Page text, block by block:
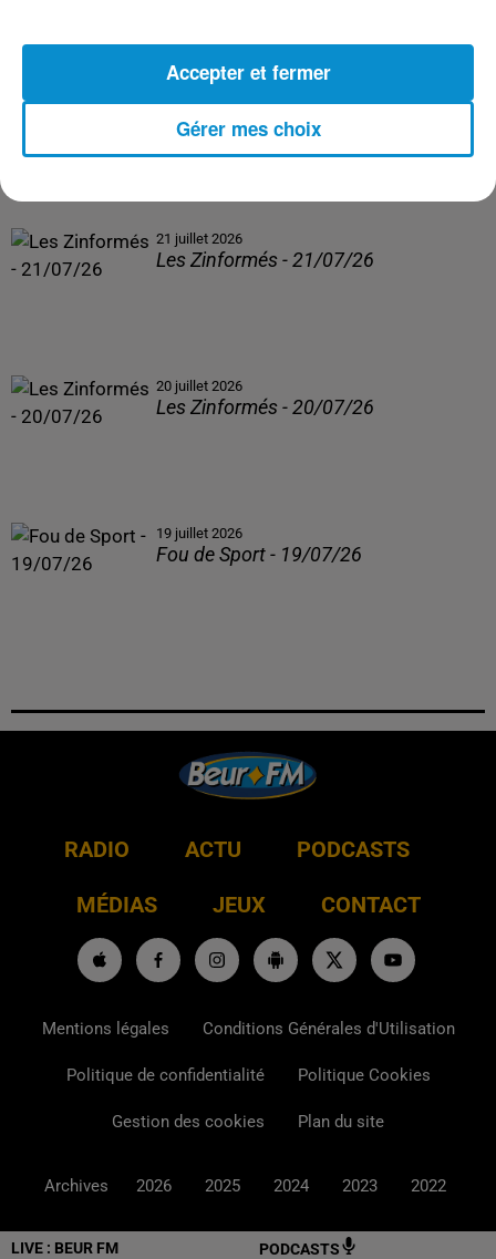
LIVE : BEUR FM PODCASTS
21 juillet 2026
Les Zinformés - 21/07/26
20 juillet 2026
Les Zinformés - 20/07/26
19 juillet 2026
Fou de Sport - 19/07/26
RADIO ACTU PODCASTS
MÉDIAS JEUX CONTACT
Mentions légales Conditions Générales d'Utilisation
Politique de confidentialité Politique Cookies
Gestion des cookies Plan du site
Archives 2026 2025 2024 2023 2022
Gérer mes choix
Accepter et fermer